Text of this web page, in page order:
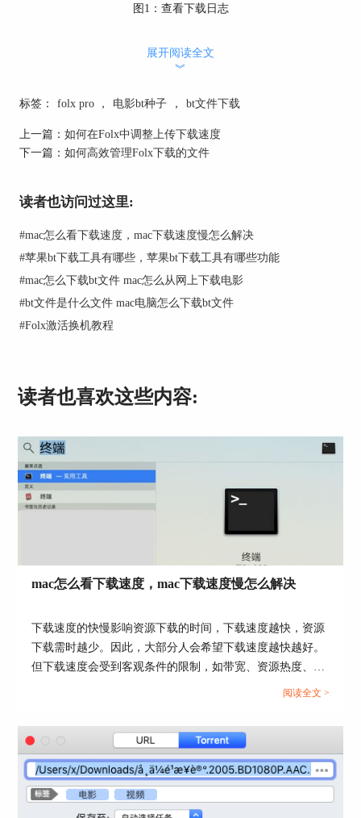
图1：查看下载日志
右键点击日志，然后选择“将日志保存到文件”，再
2、如何阻止Folx自动捕获下载链接？
当安装了Folx的浏览器扩展插件以后，点击文件下
载链接,Folx会自动捕获并进行下载，但偶尔有时候
具体步骤如下：打开Folx菜单中的偏好设置，然后
在“常规”选项中，取消勾选“使用Folx捕获浏览器中
捕获功能。
图3：取消勾选
接重定向到另一个资源或使用JavaScript动态生成，
则Folx将无法对其进行下载处理，这也是出于安全
性进行的考量，因此Folx是无法下载间接链接的文
件。
4、Folx如何设置排队下载？
展开阅读全文
︾
标签： folx pro ， 电影bt种子 ， bt文件下载
上一篇： 如何在Folx中调整上传下载速度
下一篇： 如何高效管理Folx下载的文件
读者也访问过这里:
#mac怎么看下载速度，mac下载速度慢怎么解决
#苹果bt下载工具有哪些，苹果bt下载工具有哪些功能
#mac怎么下载bt文件 mac怎么从网上下载电影
#bt文件是什么文件 mac电脑怎么下载bt文件
#Folx激活换机教程
读者也喜欢这些内容:
mac怎么看下载速度，mac下载速度慢怎么解决
下载速度的快慢影响资源下载的时间，下载速度越快，资源
下载需时越少。因此，大部分人会希望下载速度越快越好。
但下载速度会受到客观条件的限制，如带宽、资源热度、设
备性能等，不同情况下可达至的下载速度不同。本文会教大
趣的小伙伴，可以关注起来。...
阅读全文 >